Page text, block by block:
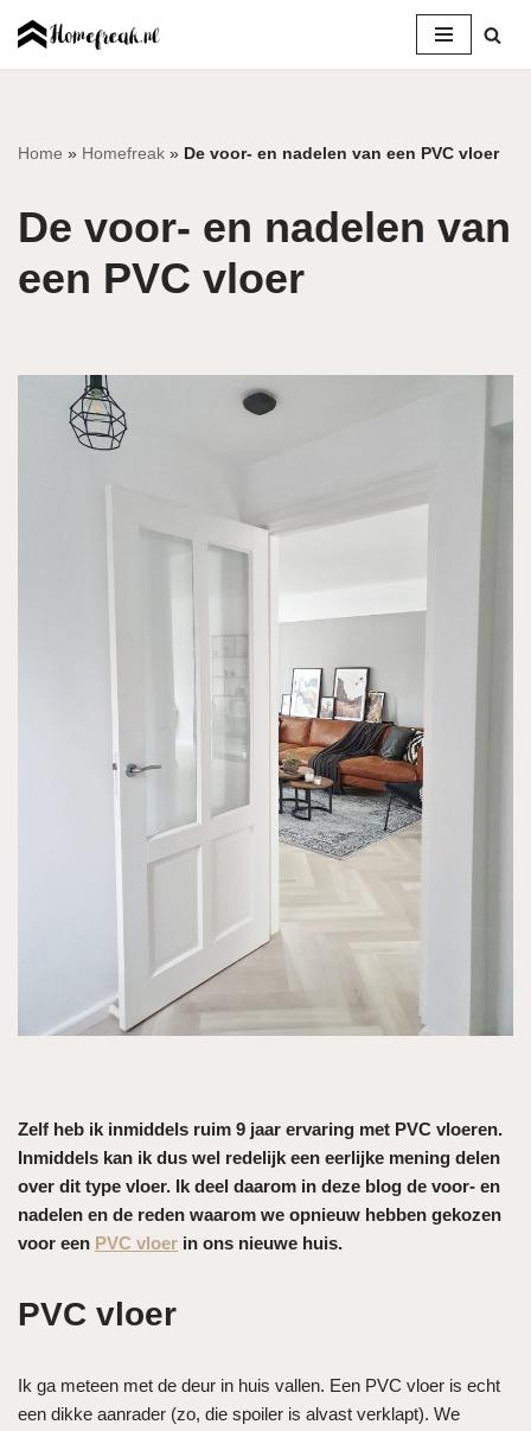
inhoud
Home » Homefreak » De voor- en nadelen van een PVC vloer
De voor- en nadelen van
een PVC vloer
Zelf heb ik inmiddels ruim 9 jaar ervaring met PVC vloeren.
Inmiddels kan ik dus wel redelijk een eerlijke mening delen
over dit type vloer. Ik deel daarom in deze blog de voor- en
nadelen en de reden waarom we opnieuw hebben gekozen
voor een PVC vloer in ons nieuwe huis.
PVC vloer
Ik ga meteen met de deur in huis vallen. Een PVC vloer is echt
een dikke aanrader (zo, die spoiler is alvast verklapt). We